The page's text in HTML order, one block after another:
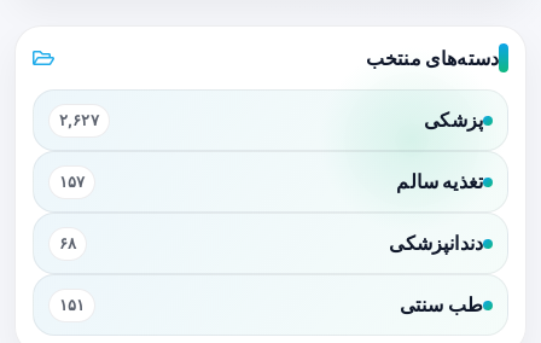
دسته‌های منتخب
پزشکی ۲,۶۲۷
تغذیه سالم ۱۵۷
دندانپزشکی ۶۸
طب سنتی ۱۵۱